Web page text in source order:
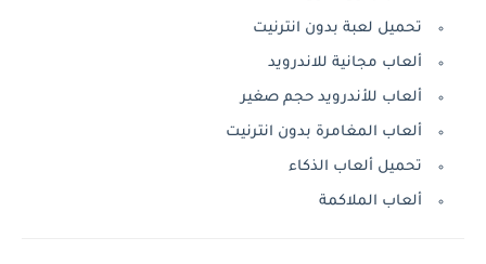
تحميل لعبة بدون انترنيت
ألعاب مجانية للاندرويد
ألعاب للأندرويد حجم صغير
ألعاب المغامرة بدون انترنيت
تحميل ألعاب الذكاء
ألعاب الملاكمة